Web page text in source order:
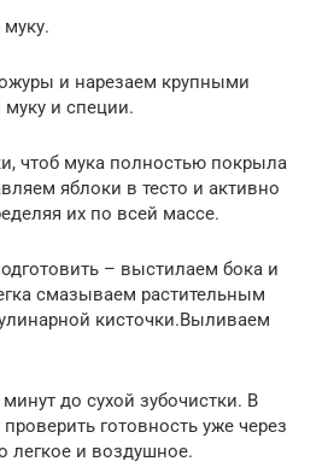
и нарезаем крупными
и специи.
чтоб мука полностью покрыла
яблоки в тесто и активно
их по всей массе.
– выстилаем бока и
смазываем растительным
кисточки.Выливаем
до сухой зубочистки. В
готовность уже через
легкое и воздушное.